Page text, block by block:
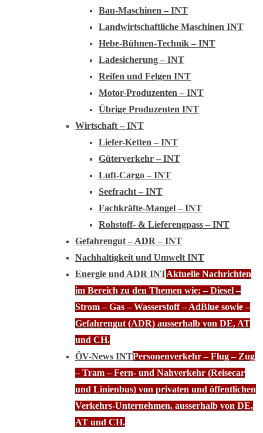
Bau-Maschinen – INT
Landwirtschaftliche Maschinen INT
Hebe-Bühnen-Technik – INT
Ladesicherung – INT
Reifen und Felgen INT
Motor-Produzenten – INT
Übrige Produzenten INT
Wirtschaft – INT
Liefer-Ketten – INT
Güterverkehr – INT
Luft-Cargo – INT
Seefracht – INT
Fachkräfte-Mangel – INT
Rohstoff- & Lieferengpass – INT
Gefahrengut – ADR – INT
Nachhaltigkeit und Umwelt INT
Energie und ADR INTAktuelle Nachrichten
im Bereich zu den Themen wie; – Diesel –
Strom – Gas – Wasserstoff – AdBlue sowie –
Gefahrengut (ADR) ausserhalb von DE, AT
und CH.
ÖV-News INTPersonenverkehr – Flug – Zug
– Tram – Fern- und Nahverkehr (Reisecar
und Linienbus) von privaten und öffentlichen
Verkehrs-Unternehmen, ausserhalb von DE,
AT und CH.